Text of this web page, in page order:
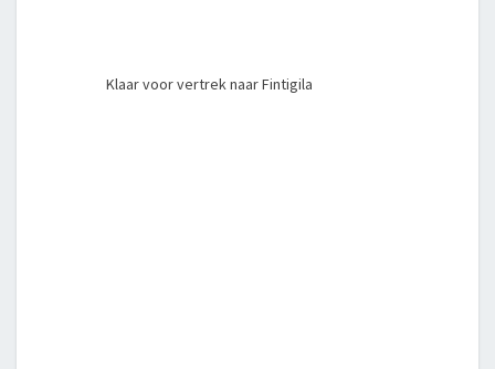
Klaar voor vertrek naar Fintigila